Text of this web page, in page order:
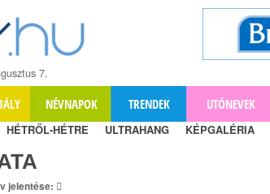
7.
NÉVNAPOK TRENDEK UTÓNEVEK
HÉTRŐL-HÉTRE ULTRAHANG KÉPGALÉRIA
jelentése: 